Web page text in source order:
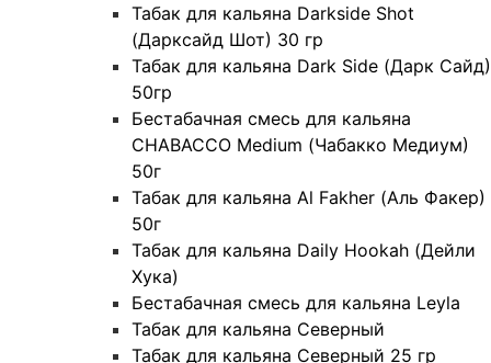
Табак для кальяна Darkside Shot
(Дарксайд Шот) 30 гр
Табак для кальяна Dark Side (Дарк Сайд)
50гр
Бестабачная смесь для кальяна
CHABACCO Medium (Чабакко Медиум)
50г
Табак для кальяна Al Fakher (Аль Факер)
50г
Табак для кальяна Daily Hookah (Дейли
Хука)
Бестабачная смесь для кальяна Leyla
Табак для кальяна Северный
Табак для кальяна Северный 25 гр